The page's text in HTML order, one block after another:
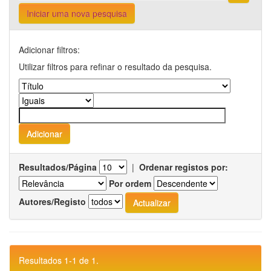
Iniciar uma nova pesquisa
Adicionar filtros:
Utilizar filtros para refinar o resultado da pesquisa.
Resultados/Página | Ordenar registos por:
Por ordem
Autores/Registo
Resultados 1-1 de 1.